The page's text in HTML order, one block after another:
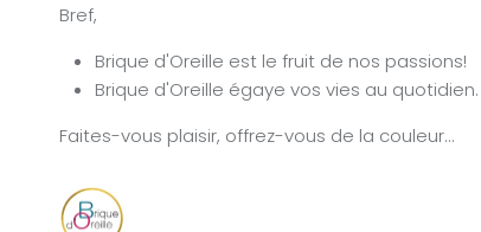
Bref,
Brique d'Oreille est le fruit de nos passions!
Brique d'Oreille égaye vos vies au quotidien.
Faites-vous plaisir, offrez-vous de la couleur...